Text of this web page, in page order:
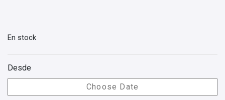
En stock
Desde